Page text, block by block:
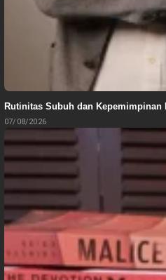
Rutinitas Subuh dan Kepemimpinan
07/08/2026